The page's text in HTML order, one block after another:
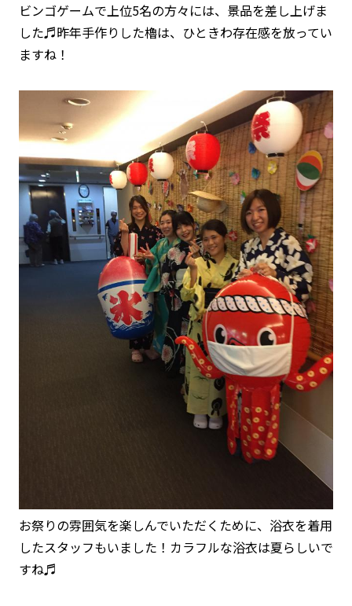
ビンゴゲームで上位5名の方々には、景品を差し上げま
した♬昨年手作りした櫓は、ひときわ存在感を放ってい
ますね！
お祭りの雰囲気を楽しんでいただくために、浴衣を着用
したスタッフもいました！カラフルな浴衣は夏らしいで
すね♬